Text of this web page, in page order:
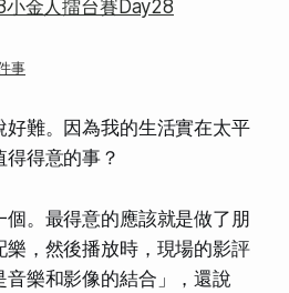
事
難。因為我的生活實在太平
得意的事？
個。最得意的應該就是做了朋
，然後播放時，現場的影評
音樂和影像的結合」，還說